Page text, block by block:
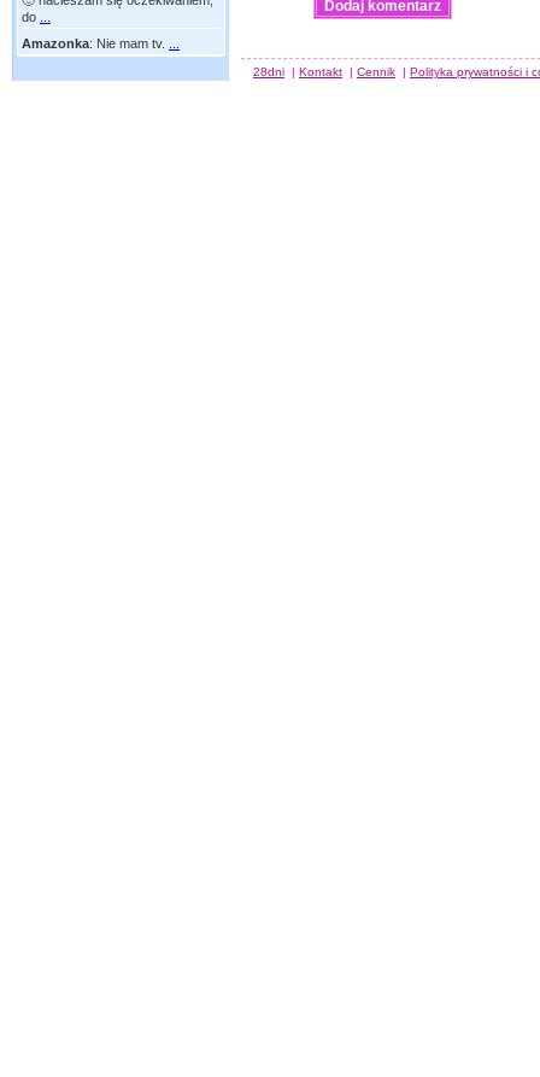
do
Amazonka: Nie mam tv.
28dni | Kontakt | Cennik | Polityka prywatności i